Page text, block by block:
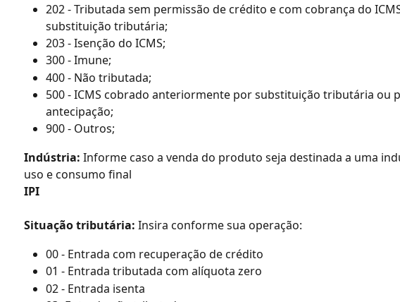
202 - Tributada sem permissão de crédito e com cobrança do
substituição tributária;
203 - Isenção do ICMS;
300 - Imune;
400 - Não tributada;
500 - ICMS cobrado anteriormente por substituição tributária ou
antecipação;
900 - Outros;
Indústria: Informe caso a venda do produto seja destinada a uma
uso e consumo final
IPI
Situação tributária: Insira conforme sua operação:
00 - Entrada com recuperação de crédito
01 - Entrada tributada com alíquota zero
02 - Entrada isenta